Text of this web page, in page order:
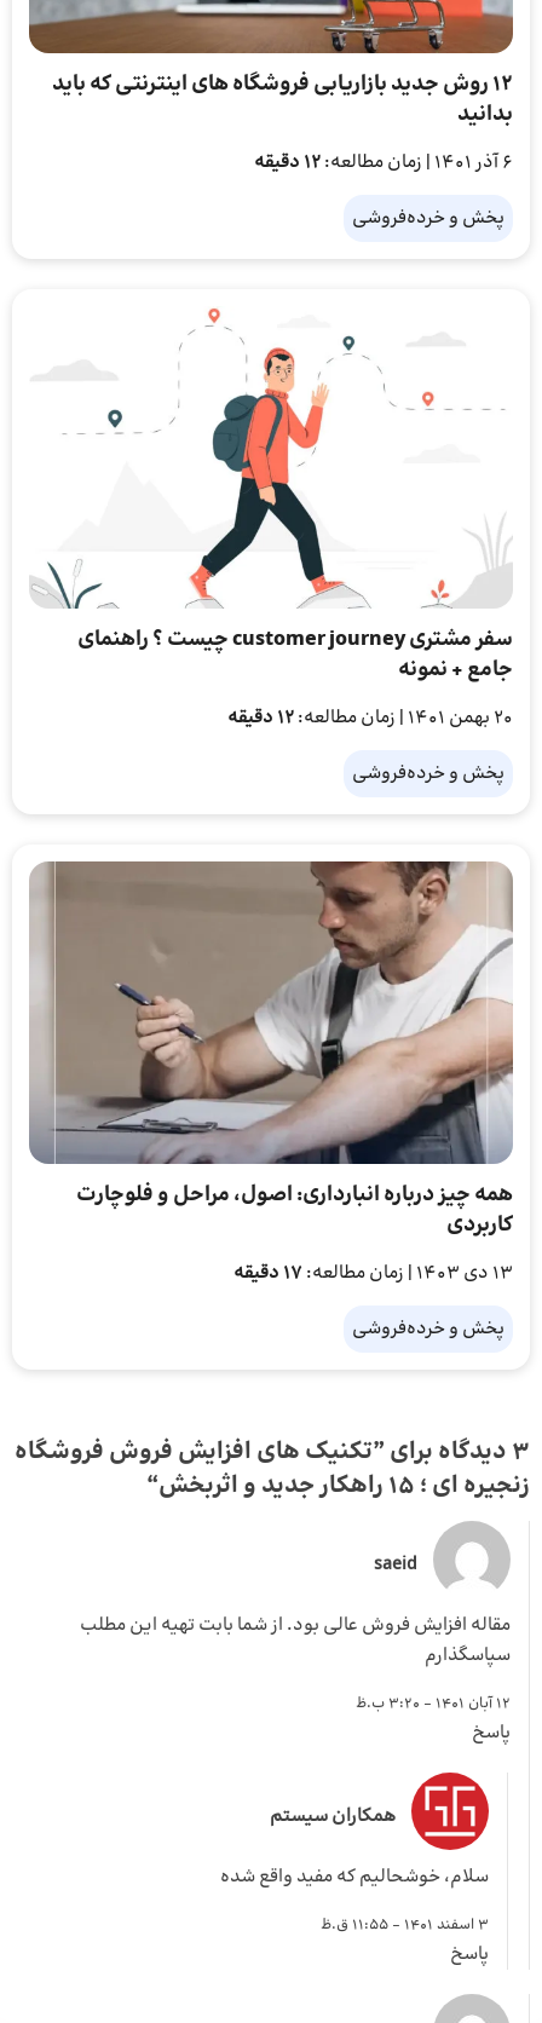
12 روش جدید بازاریابی فروشگاه‌ های اینترنتی که باید
بدانید
6 آذر 1401 | زمان مطالعه:۱۲ دقیقه
پخش و خرده‌فروشی
سفر مشتری customer journey چیست ؟ راهنمای
جامع + نمونه
20 بهمن 1401 | زمان مطالعه:12 دقیقه
پخش و خرده‌فروشی
همه چیز درباره انبارداری: اصول، مراحل و فلوچارت
کاربردی
13 دی 1403 | زمان مطالعه: 17 دقیقه
پخش و خرده‌فروشی
3 دیدگاه برای ”
تکنیک‌ های افزایش فروش فروشگاه
زنجیره‌ ای ؛ 15 راهکار جدید و اثربخش
“
saeid
مقاله افزایش فروش عالی بود. از شما بابت تهیه این مطلب
سپاسگذارم
12 آبان 1401 - 3:20 ب.ظ
پاسخ
همکاران سیستم
سلام، خوشحالیم که مفید واقع شده
3 اسفند 1401 - 11:55 ق.ظ
پاسخ